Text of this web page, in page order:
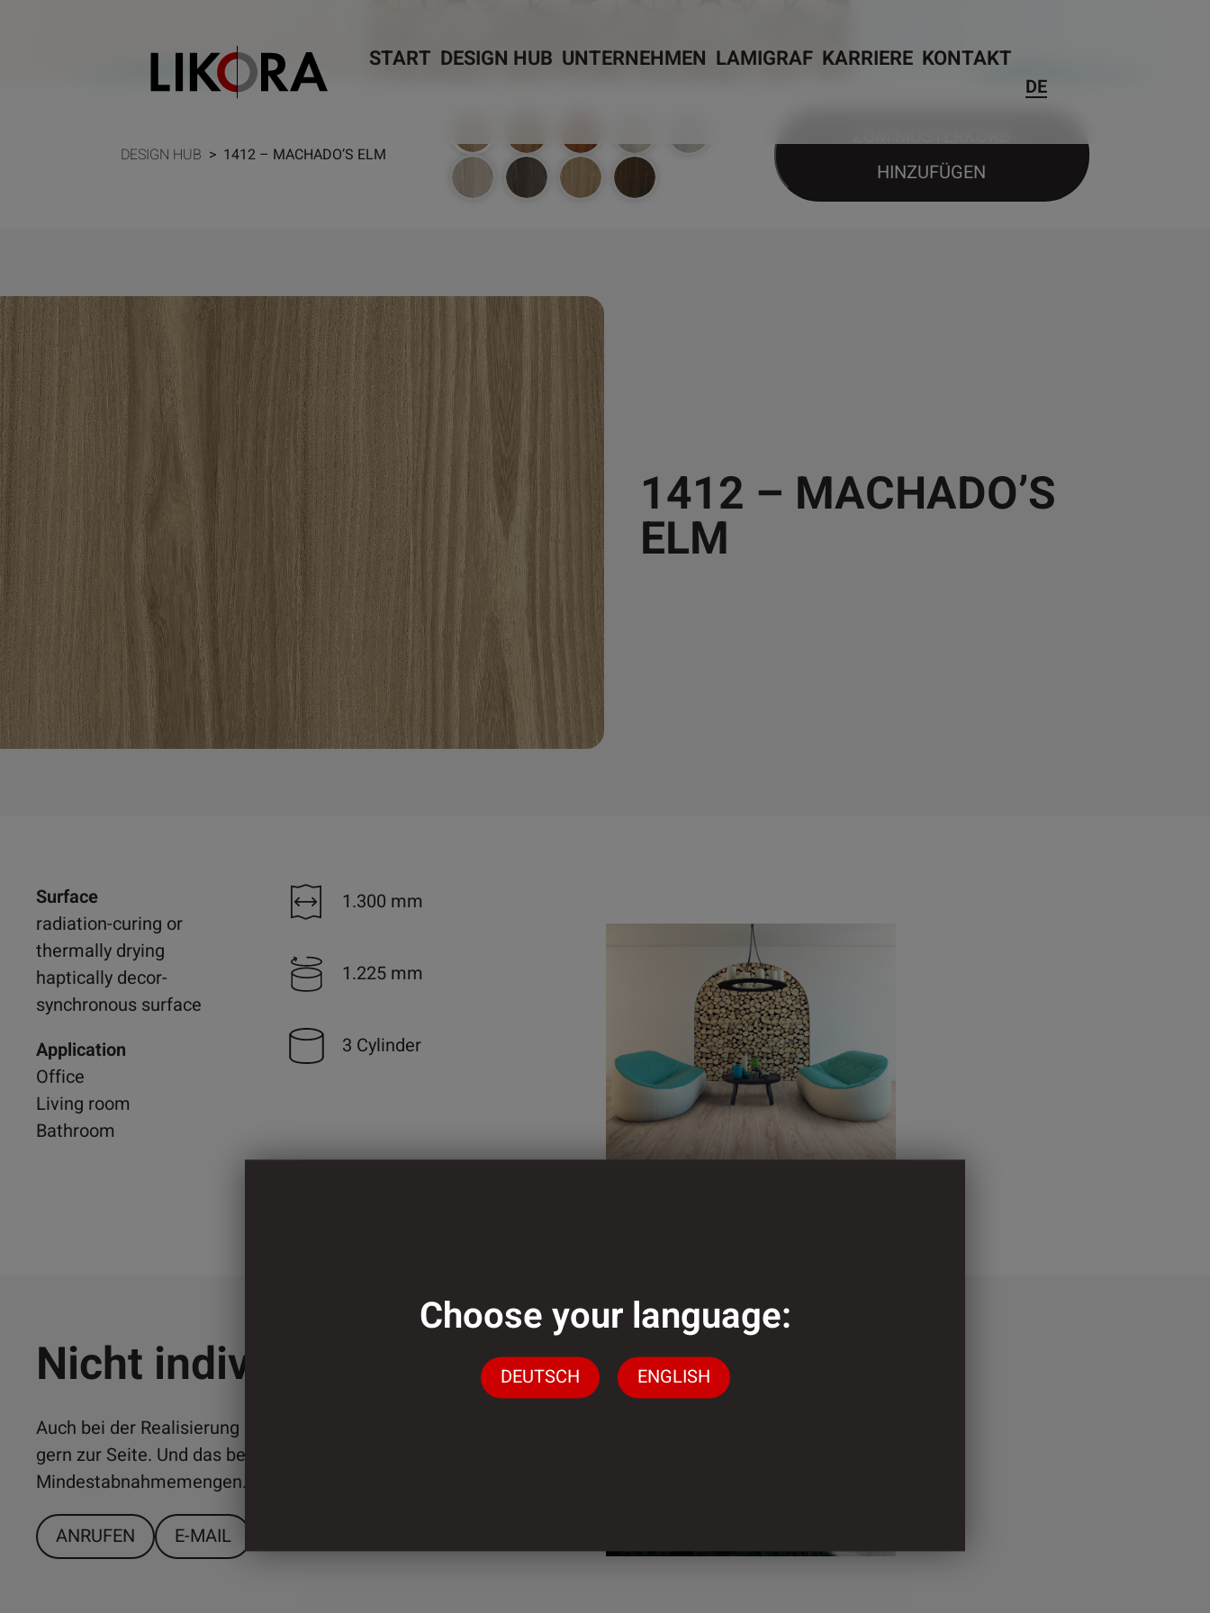
START DESIGN HUB UNTERNEHMEN LAMIGRAF KARRIERE KONTAKT
DE
DESIGN HUB > 1412 – MACHADO’S ELM
HINZUFÜGEN
1412 – MACHADO’S
ELM
Surface
radiation-curing or
thermally drying
haptically decor-
synchronous surface
Application
Office
Living room
Bathroom
1.300 mm
1.225 mm
3 Cylinder
Nicht individuell genug?
Auch bei der Realisierung individueller Lösungen stehen wir Ihnen
gern zur Seite. Und das bereits ab relativ geringen
Mindestabnahmemengen. Sprechen Sie uns an.
ANRUFEN E-MAIL
Choose your language:
DEUTSCH ENGLISH